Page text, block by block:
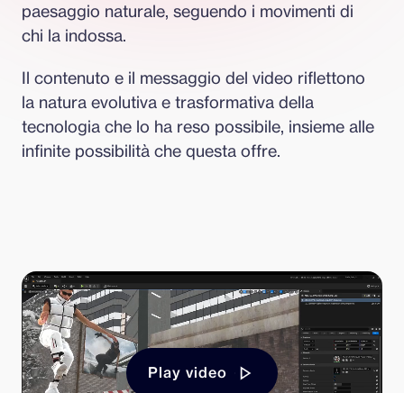
paesaggio naturale, seguendo i movimenti di
chi la indossa.
Il contenuto e il messaggio del video riflettono
la natura evolutiva e trasformativa della
tecnologia che lo ha reso possibile, insieme alle
infinite possibilità che questa offre.
Play video